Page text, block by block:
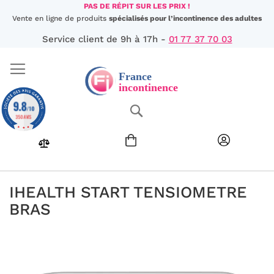
Aller
au
PAS DE RÉPIT SUR LES PRIX !
Vente en ligne de produits spécialisés pour l’incontinence des adultes
Service client de 9h à 17h - 01 77 37 70 03
IHEALTH START TENSIOMETRE
BRAS
9.8/10
350 AVIS